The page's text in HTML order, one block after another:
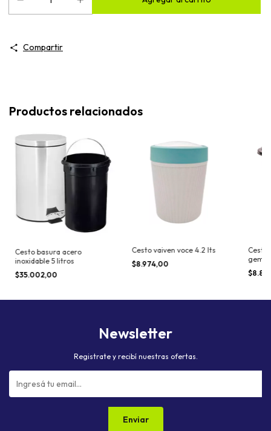
Compartir
Productos relacionados
Cesto basura acero
inoxidable 5 litros
$35.002,00
Cesto vaiven voce 4.2 lts
$8.974,00
Cesto
Newsletter
Registrate y recibí nuestras ofertas.